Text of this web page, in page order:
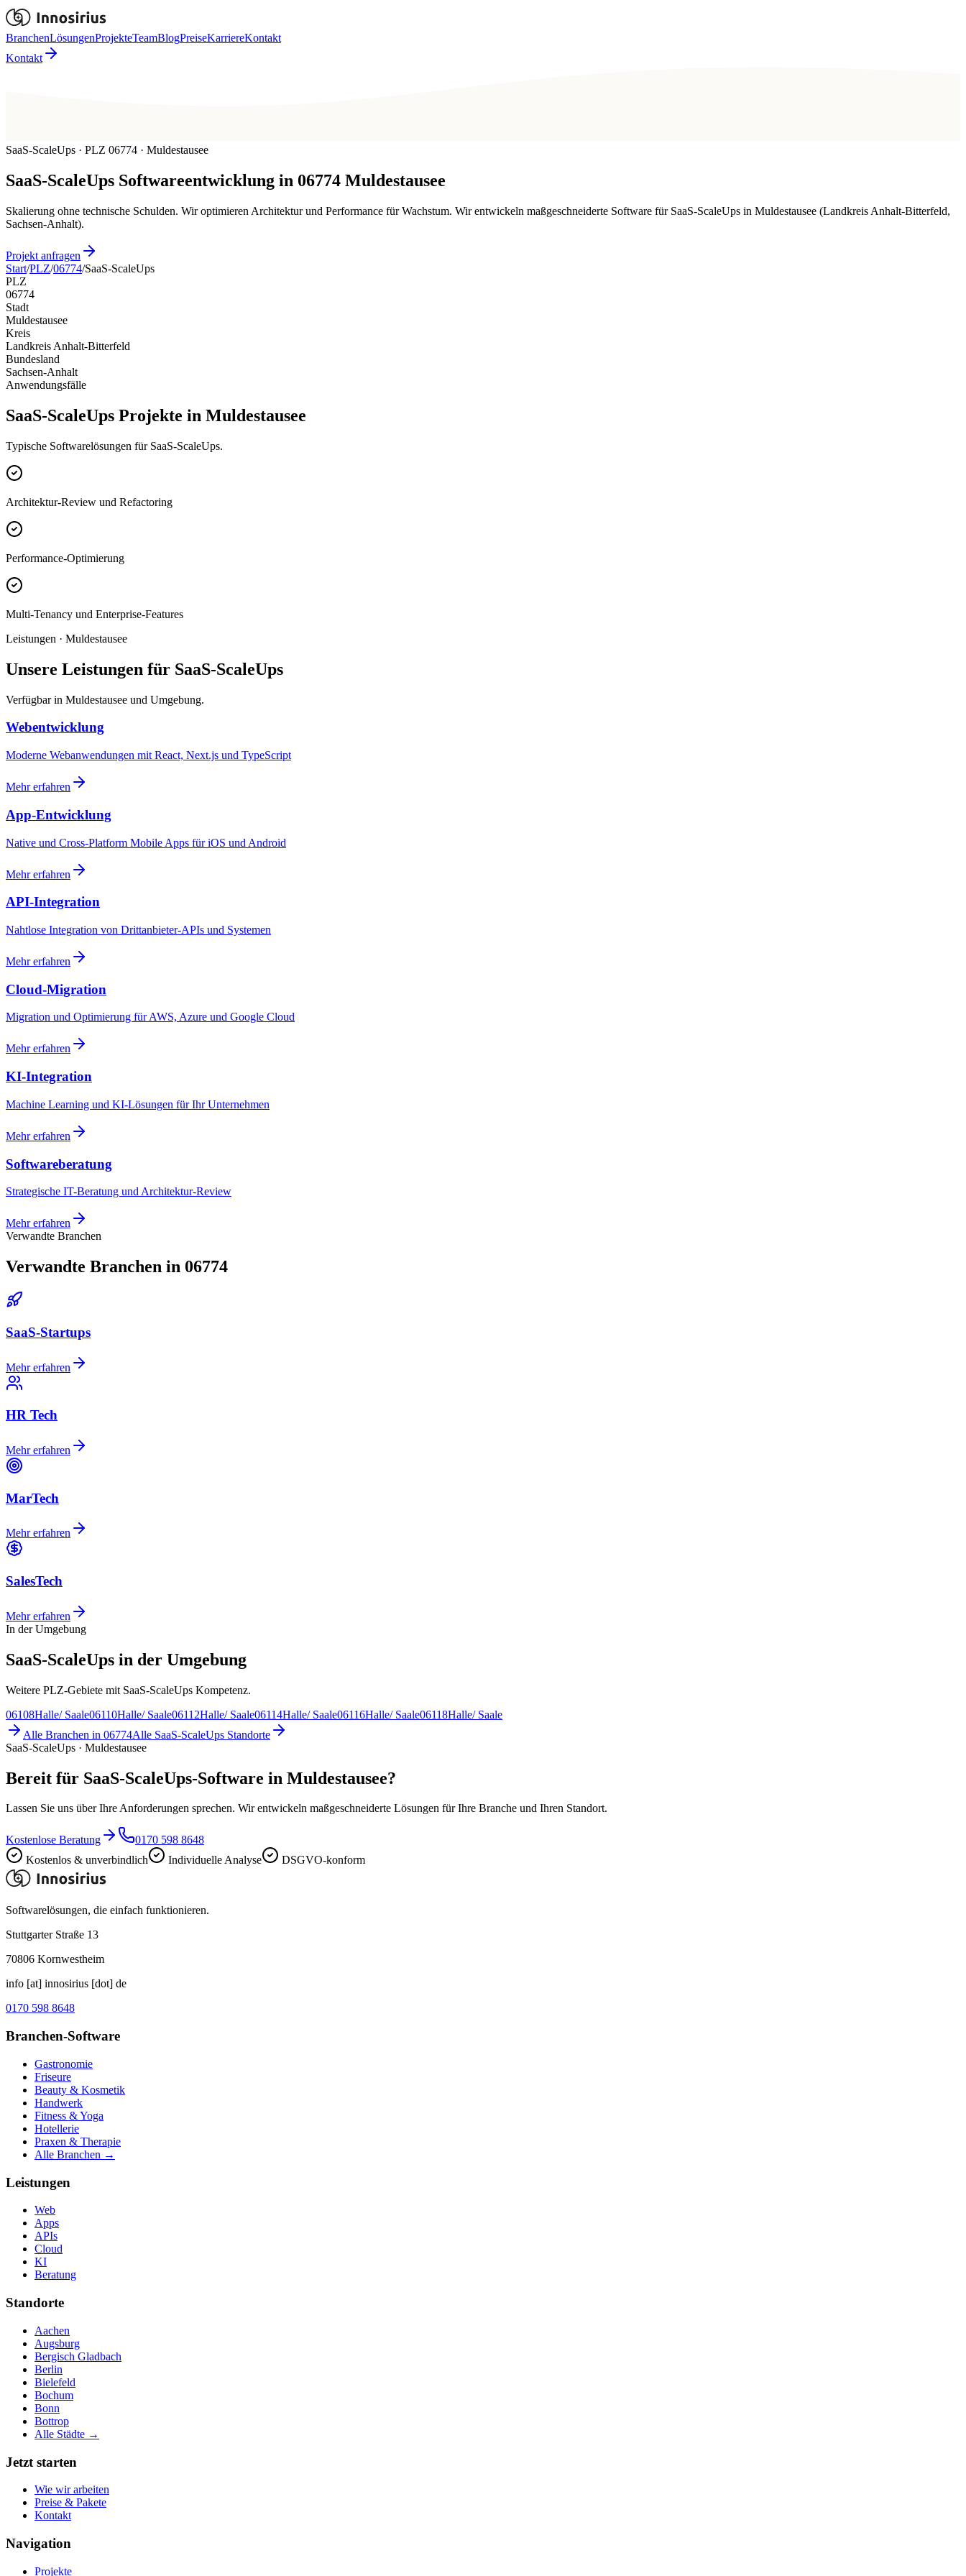
BranchenLösungenProjekteTeamBlogPreiseKarriereKontakt
Kontakt
SaaS-ScaleUps · PLZ 06774 · Muldestausee
SaaS-ScaleUps Softwareentwicklung in 06774 Muldestausee
Skalierung ohne technische Schulden. Wir optimieren Architektur und Performance für Wachstum. Wir entwickeln maßgeschneiderte Software für SaaS-ScaleUps in Muldestausee (Landkreis Anhalt-Bitterfeld,
Sachsen-Anhalt).
Projekt anfragen
Start/PLZ/06774/SaaS-ScaleUps
PLZ
06774
Stadt
Muldestausee
Kreis
Landkreis Anhalt-Bitterfeld
Bundesland
Sachsen-Anhalt
Anwendungsfälle
SaaS-ScaleUps Projekte in Muldestausee
Typische Softwarelösungen für SaaS-ScaleUps.
Architektur-Review und Refactoring
Performance-Optimierung
Multi-Tenancy und Enterprise-Features
Leistungen · Muldestausee
Unsere Leistungen für SaaS-ScaleUps
Verfügbar in Muldestausee und Umgebung.
Webentwicklung
Moderne Webanwendungen mit React, Next.js und TypeScript
Mehr erfahren
App-Entwicklung
Native und Cross-Platform Mobile Apps für iOS und Android
Mehr erfahren
API-Integration
Nahtlose Integration von Drittanbieter-APIs und Systemen
Mehr erfahren
Cloud-Migration
Migration und Optimierung für AWS, Azure und Google Cloud
Mehr erfahren
KI-Integration
Machine Learning und KI-Lösungen für Ihr Unternehmen
Mehr erfahren
Softwareberatung
Strategische IT-Beratung und Architektur-Review
Mehr erfahren
Verwandte Branchen
Verwandte Branchen in 06774
SaaS-Startups
Mehr erfahren
HR Tech
Mehr erfahren
MarTech
Mehr erfahren
SalesTech
Mehr erfahren
In der Umgebung
SaaS-ScaleUps in der Umgebung
Weitere PLZ-Gebiete mit SaaS-ScaleUps Kompetenz.
06108Halle/ Saale06110Halle/ Saale06112Halle/ Saale06114Halle/ Saale06116Halle/ Saale06118Halle/ Saale
Alle Branchen in 06774Alle SaaS-ScaleUps Standorte
SaaS-ScaleUps · Muldestausee
Bereit für SaaS-ScaleUps-Software in Muldestausee?
Lassen Sie uns über Ihre Anforderungen sprechen. Wir entwickeln maßgeschneiderte Lösungen für Ihre Branche und Ihren Standort.
Kostenlose Beratung
0170 598 8648
Kostenlos & unverbindlich
Individuelle Analyse DSGVO-konform
Softwarelösungen, die einfach funktionieren.
Stuttgarter Straße 13
70806 Kornwestheim
info [at] innosirius [dot] de
0170 598 8648
Branchen-Software
Gastronomie
Friseure
Beauty & Kosmetik
Handwerk
Fitness & Yoga
Hotellerie
Praxen & Therapie
Alle Branchen →
Leistungen
Web
Apps
APIs
Cloud
KI
Beratung
Standorte
Aachen
Augsburg
Bergisch Gladbach
Berlin
Bielefeld
Bochum
Bonn
Bottrop
Alle Städte →
Jetzt starten
Wie wir arbeiten
Preise & Pakete
Kontakt
Navigation
Projekte